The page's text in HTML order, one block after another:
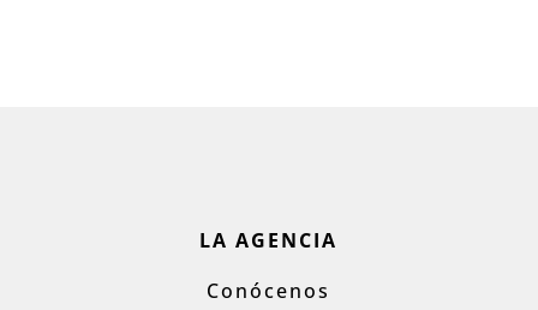
LA AGENCIA
Conócenos